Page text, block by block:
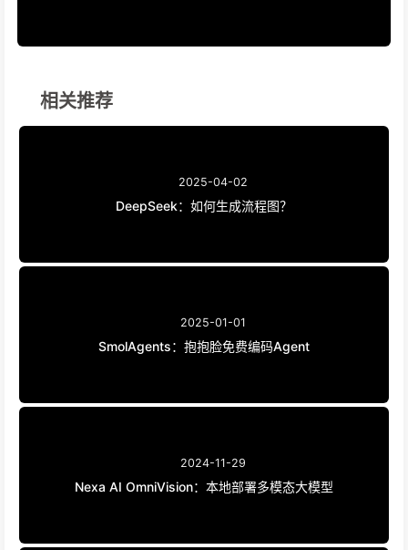
相关推荐
2025-04-02
DeepSeek：如何生成流程图？
2025-01-01
SmolAgents：抱抱脸免费编码Agent
2024-11-29
Nexa AI OmniVision：本地部署多模态大模型